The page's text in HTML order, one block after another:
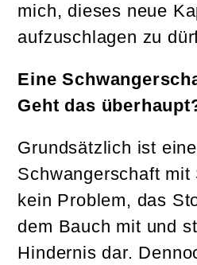
mich, dieses neue
aufzuschlagen zu
Eine
Geht das
Grundsätzlich ist eine
Schwangerschaft mit
kein Problem, das
dem Bauch mit und
Hindernis dar.